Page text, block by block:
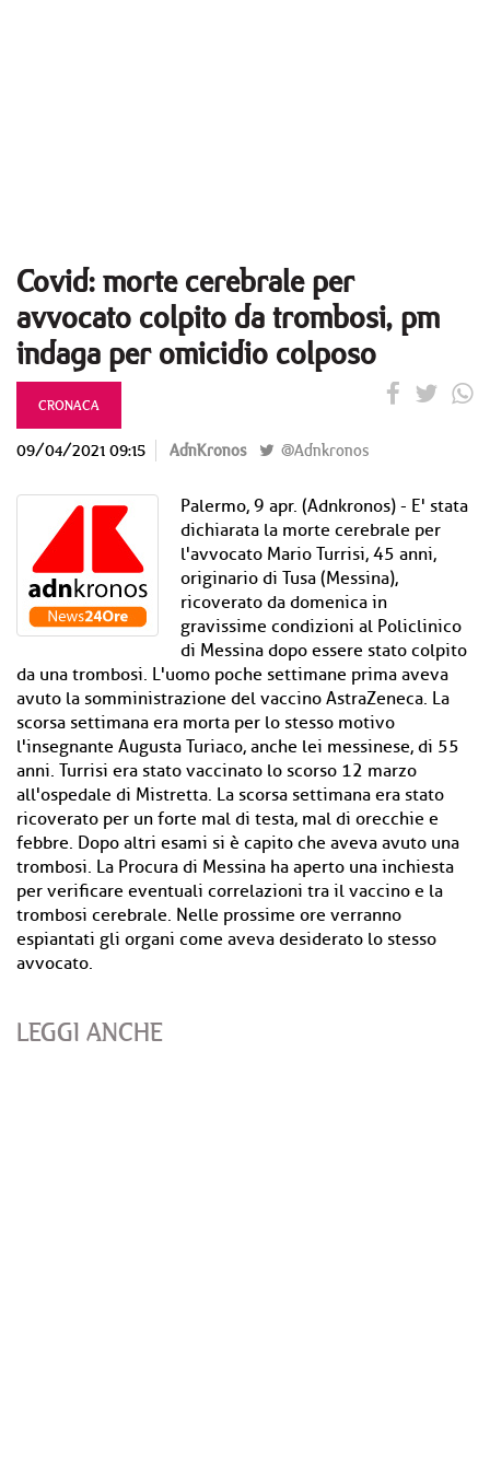
Covid: morte cerebrale per
avvocato colpito da trombosi, pm
indaga per omicidio colposo
CRONACA
09/04/2021 09:15 AdnKronos @Adnkronos
Palermo, 9 apr. (Adnkronos) - E' stata
dichiarata la morte cerebrale per
l'avvocato Mario Turrisi, 45 anni,
originario di Tusa (Messina),
ricoverato da domenica in
gravissime condizioni al Policlinico
di Messina dopo essere stato colpito
da una trombosi. L'uomo poche settimane prima aveva
avuto la somministrazione del vaccino AstraZeneca. La
scorsa settimana era morta per lo stesso motivo
l'insegnante Augusta Turiaco, anche lei messinese, di 55
anni. Turrisi era stato vaccinato lo scorso 12 marzo
all'ospedale di Mistretta. La scorsa settimana era stato
ricoverato per un forte mal di testa, mal di orecchie e
febbre. Dopo altri esami si è capito che aveva avuto una
trombosi. La Procura di Messina ha aperto una inchiesta
per verificare eventuali correlazioni tra il vaccino e la
trombosi cerebrale. Nelle prossime ore verranno
espiantati gli organi come aveva desiderato lo stesso
avvocato.
LEGGI ANCHE